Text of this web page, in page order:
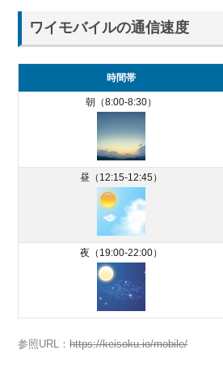
障害
など
の情
確認
かっ
てい
ワイモバイルの通信速度
時間帯
朝（8:00-8:30）
昼（12:15-12:45）
夜（19:00-22:00）
参照URL：https://keisoku.io/mobile/